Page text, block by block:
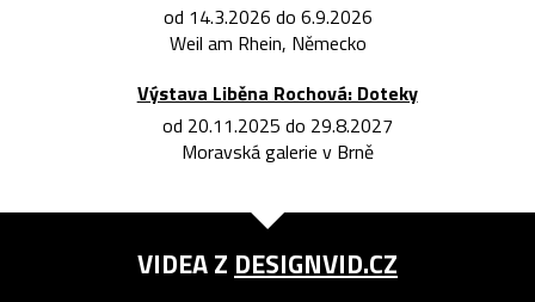
od 14.3.2026 do 6.9.2026
Weil am Rhein, Německo
Výstava Liběna Rochová: Doteky
od 20.11.2025 do 29.8.2027
Moravská galerie v Brně
VIDEA Z DESIGNVID.CZ